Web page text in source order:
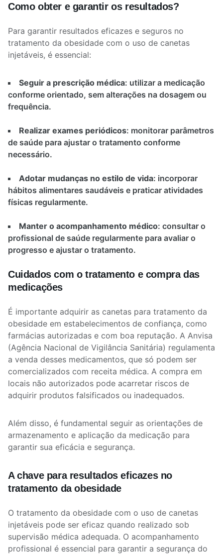
Como obter e garantir os resultados?
Para garantir resultados eficazes e seguros no
tratamento da obesidade com o uso de canetas
injetáveis, é essencial:
Seguir a prescrição médica: utilizar a medicação
conforme orientado, sem alterações na dosagem ou
frequência.
Realizar exames periódicos: monitorar parâmetros
de saúde para ajustar o tratamento conforme
necessário.
Adotar mudanças no estilo de vida: incorporar
hábitos alimentares saudáveis e praticar atividades
físicas regularmente.
Manter o acompanhamento médico: consultar o
profissional de saúde regularmente para avaliar o
progresso e ajustar o tratamento.
Cuidados com o tratamento e compra das
medicações
É importante adquirir as canetas para tratamento da
obesidade em estabelecimentos de confiança, como
farmácias autorizadas e com boa reputação. A Anvisa
(Agência Nacional de Vigilância Sanitária) regulamenta
a venda desses medicamentos, que só podem ser
comercializados com receita médica. A compra em
locais não autorizados pode acarretar riscos de
adquirir produtos falsificados ou inadequados.
Além disso, é fundamental seguir as orientações de
armazenamento e aplicação da medicação para
garantir sua eficácia e segurança.
A chave para resultados eficazes no
tratamento da obesidade
O tratamento da obesidade com o uso de canetas
injetáveis pode ser eficaz quando realizado sob
supervisão médica adequada. O acompanhamento
profissional é essencial para garantir a segurança do